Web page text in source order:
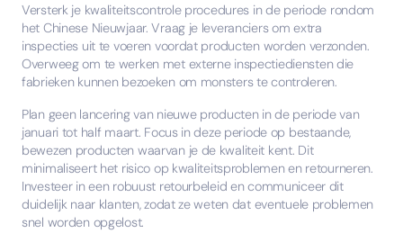
Versterk je kwaliteitscontrole procedures in de periode rondom
het Chinese Nieuwjaar. Vraag je leveranciers om extra
inspecties uit te voeren voordat producten worden verzonden.
Overweeg om te werken met externe inspectiediensten die
fabrieken kunnen bezoeken om monsters te controleren.
Plan geen lancering van nieuwe producten in de periode van
januari tot half maart. Focus in deze periode op bestaande,
bewezen producten waarvan je de kwaliteit kent. Dit
minimaliseert het risico op kwaliteitsproblemen en retourneren.
Investeer in een robuust retourbeleid en communiceer dit
duidelijk naar klanten, zodat ze weten dat eventuele problemen
snel worden opgelost.